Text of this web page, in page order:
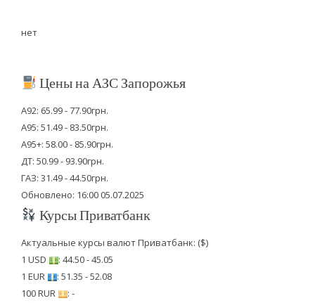
нет
Цены на АЗС Запорожья
А92: 65.99 - 77.90грн.
А95: 51.49 - 83.50грн.
А95+: 58.00 - 85.90грн.
ДТ: 50.99 - 93.90грн.
ГАЗ: 31.49 - 44.50грн.
Обновлено: 16:00 05.07.2025
Курсы Приватбанк
Актуальные курсы валют Приватбанк: ($)
1 USD
: 44.50 - 45.05
1 EUR
: 51.35 - 52.08
100 RUR
: -